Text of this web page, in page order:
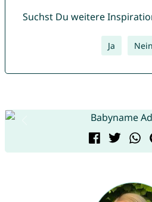
Suchst Du weitere
Ja Nein